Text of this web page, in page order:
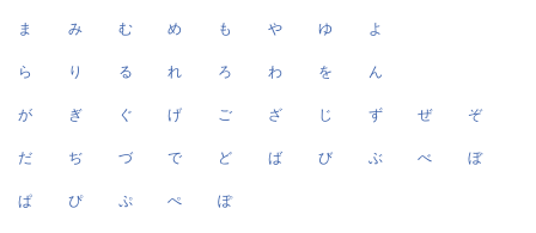
ま み む め も や ゆ よ
ら り る れ ろ わ を ん
が ぎ ぐ げ ご ざ じ ず ぜ ぞ
だ ぢ づ で ど ば び ぶ べ ぼ
ぱ ぴ ぷ ぺ ぽ